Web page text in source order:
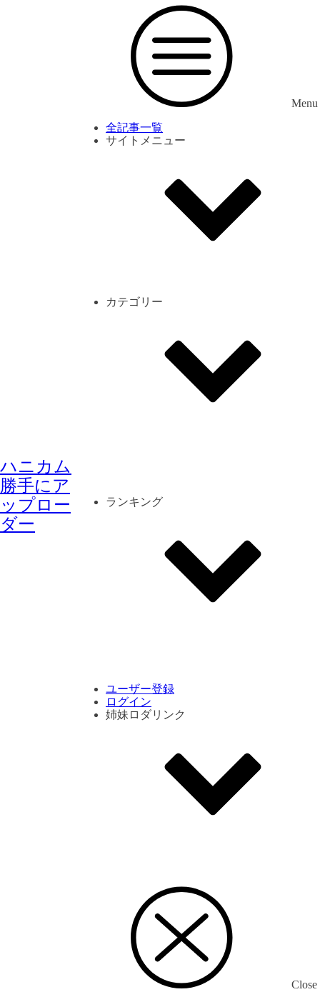
ハニカム
勝手にア
ップロー
ダー
Menu
全記事一覧
サイトメニュー
カテゴリー
ランキング
ユーザー登録
ログイン
姉妹ロダリンク
Close